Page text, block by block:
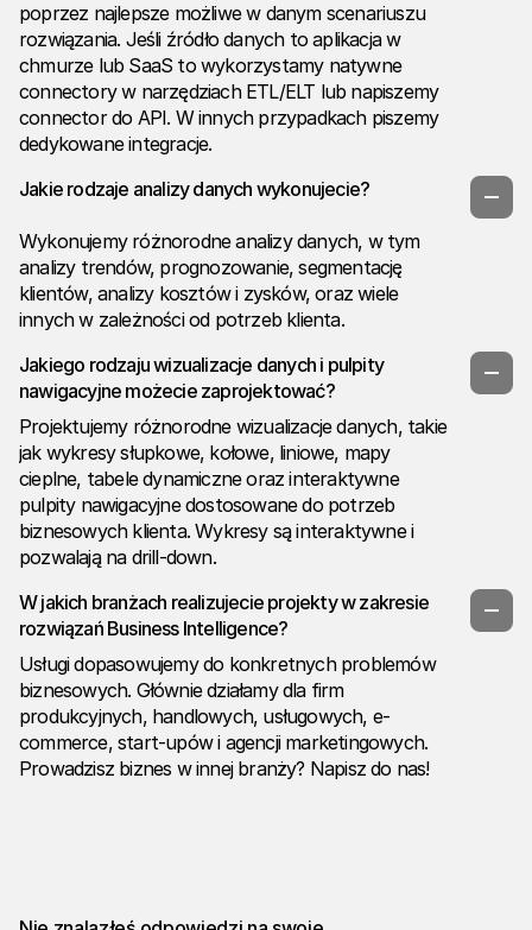
poprzez najlepsze możliwe w danym scenariuszu
rozwiązania. Jeśli źródło danych to aplikacja w
chmurze lub SaaS to wykorzystamy natywne
connectory w narzędziach ETL/ELT lub napiszemy
connector do API. W innych przypadkach piszemy
dedykowane integracje.
Jakie rodzaje analizy danych wykonujecie?
Wykonujemy różnorodne analizy danych, w tym
analizy trendów, prognozowanie, segmentację
klientów, analizy kosztów i zysków, oraz wiele
innych w zależności od potrzeb klienta.
Jakiego rodzaju wizualizacje danych i pulpity
nawigacyjne możecie zaprojektować?
Projektujemy różnorodne wizualizacje danych, takie
jak wykresy słupkowe, kołowe, liniowe, mapy
cieplne, tabele dynamiczne oraz interaktywne
pulpity nawigacyjne dostosowane do potrzeb
biznesowych klienta. Wykresy są interaktywne i
pozwalają na drill-down.
W jakich branżach realizujecie projekty w zakresie
rozwiązań Business Intelligence?
Usługi dopasowujemy do konkretnych problemów
biznesowych. Głównie działamy dla firm
produkcyjnych, handlowych, usługowych, e-
commerce, start-upów i agencji marketingowych.
Prowadzisz biznes w innej branży? Napisz do nas!